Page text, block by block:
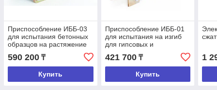
Приспособление ИББ-03
для испытания бетонных
образцов на растяжение
при изгибе
590 200 ₸
Купить
Приспособление ИББ-01
для испытания на изгиб
для гипсовых и
цементных балок
421 700₸
Купить
1